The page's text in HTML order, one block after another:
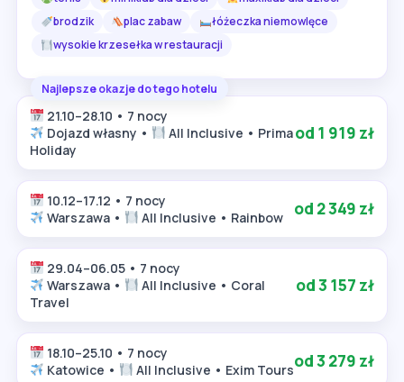
brodzik
plac zabaw
łóżeczka niemowlęce
wysokie krzesełka w restauracji
Najlepsze okazje do tego hotelu
21.10–28.10 • 7 nocy
Dojazd własny •
All Inclusive • Prima
Holiday
od 1 919 zł
10.12–17.12 • 7 nocy
Warszawa •
All Inclusive • Rainbow od 2 349 zł
29.04–06.05 • 7 nocy
Warszawa •
All Inclusive • Coral
Travel
od 3 157 zł
18.10–25.10 • 7 nocy
Katowice •
All Inclusive • Exim Toursod 3 279 zł